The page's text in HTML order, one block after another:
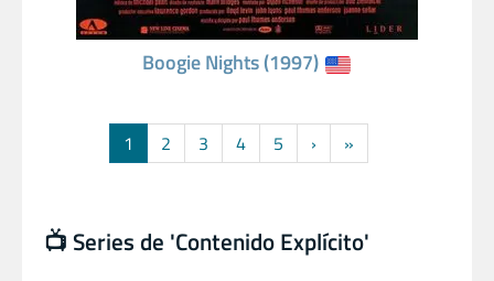
Boogie Nights (1997)
1 2 3 4 5 › »
📺 Series de 'Contenido Explícito'